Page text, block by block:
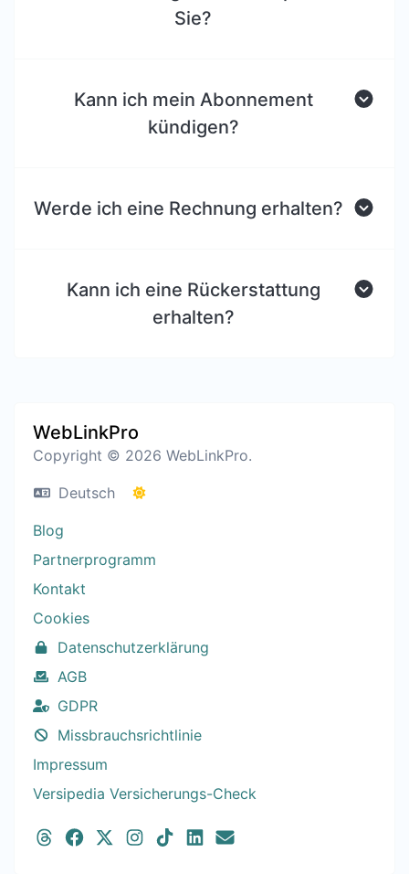
Sie?
Kann ich mein Abonnement
kündigen?
Werde ich eine Rechnung erhalten?
Kann ich eine Rückerstattung
erhalten?
WebLinkPro
Copyright © 2026 WebLinkPro.
Deutsch
Blog
Partnerprogramm
Kontakt
Cookies
Datenschutzerklärung
AGB
GDPR
Missbrauchsrichtlinie
Impressum
Versipedia Versicherungs-Check